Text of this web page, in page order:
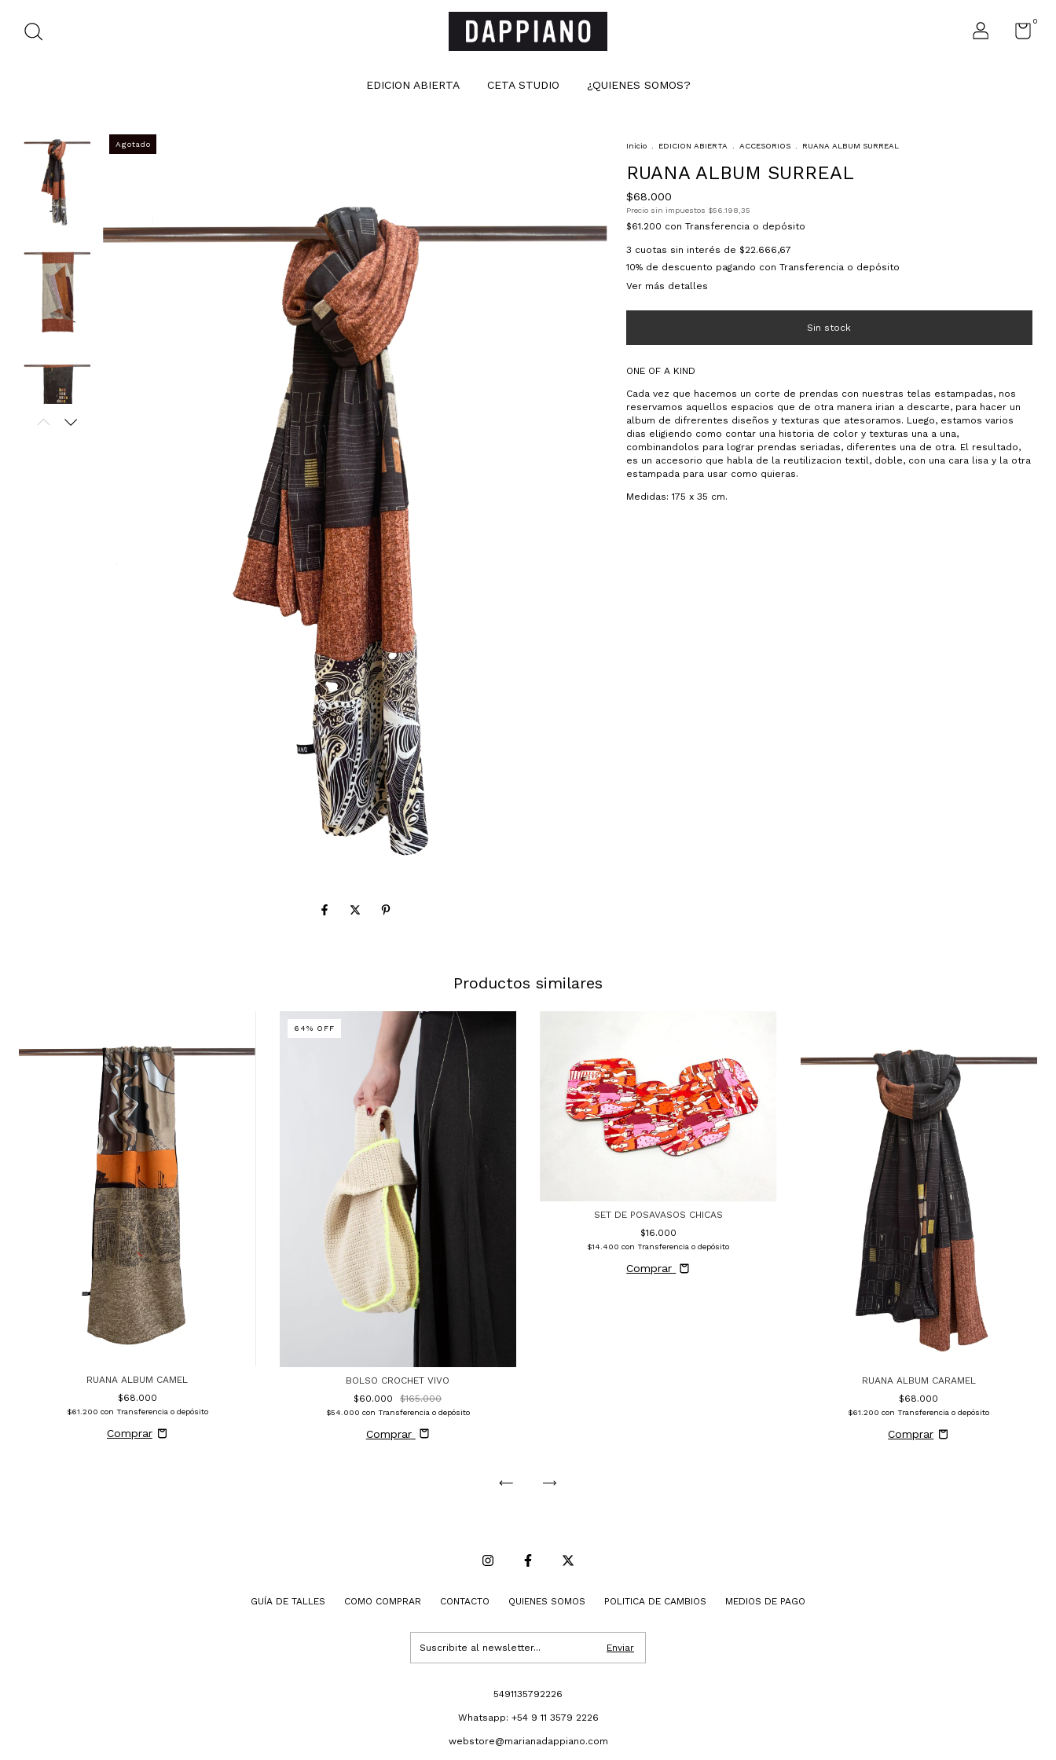
0
EDICION ABIERTA CETA STUDIO ¿QUIENES SOMOS?
Inicio EDICION ABIERTA ACCESORIOS RUANA ALBUM SURREAL
RUANA ALBUM SURREAL
$68.000
Precio sin impuestos $56.198,35
$61.200 con Transferencia o depósito
3 cuotas sin interés de $22.666,67
10% de descuento pagando con Transferencia o depósito
Ver más detalles
ONE OF A KIND
Cada vez que hacemos un corte de prendas con nuestras telas estampadas, nos
reservamos aquellos espacios que de otra manera irian a descarte, para hacer un
album de difrerentes diseños y texturas que atesoramos. Luego, estamos varios
dias eligiendo como contar una historia de color y texturas una a una,
combinandolos para lograr prendas seriadas, diferentes una de otra. El resultado,
es un accesorio que habla de la reutilizacion textil, doble, con una cara lisa y la otra
estampada para usar como quieras.
Medidas: 175 x 35 cm.
Productos similares
RUANA ALBUM CAMEL
$68.000
$61.200 con Transferencia o depósito
64% OFF
BOLSO CROCHET VIVO
$60.000
$165.000
$54.000 con Transferencia o depósito
Comprar
SET DE POSAVASOS CHICAS
$16.000
$14.400con Transferencia o depósito
Comprar
RUANA ALBUM CARAMEL
$68.000
$61.200con Transferencia o depósito
GUÍA DE TALLES COMO COMPRAR CONTACTO QUIENES SOMOS POLITICA DE CAMBIOS MEDIOS DE PAGO
5491135792226
Whatsapp: +54 9 11 3579 2226
webstore@marianadappiano.com